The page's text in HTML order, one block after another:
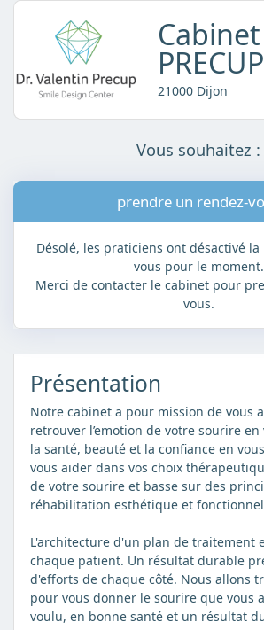
PRECUP
21000 Dijon
Vous souhaitez :
prendre un rendez-
Désolé, les praticiens ont désactivé
vous pour le moment.
Merci de contacter le cabinet pour
vous.
Présentation
Notre cabinet a pour mission de vous
retrouver l’emotion de votre sourire
la santé, beauté et la confiance en
vous aider dans vos choix
de votre sourire et basse sur des
réhabilitation esthétique et
L'architecture d'un plan de traitement
chaque patient. Un résultat durable
d'efforts de chaque côté. Nous allons
pour vous donner le sourire que vous
voulu, en bonne santé et un résultat